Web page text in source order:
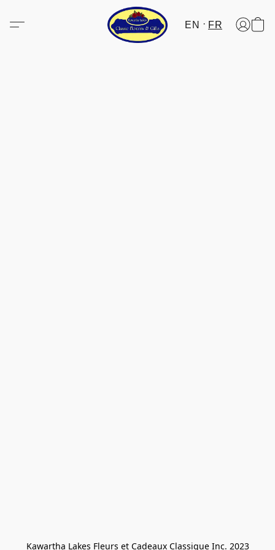
EN FR
Kawartha Lakes Fleurs et Cadeaux Classique Inc. 2023